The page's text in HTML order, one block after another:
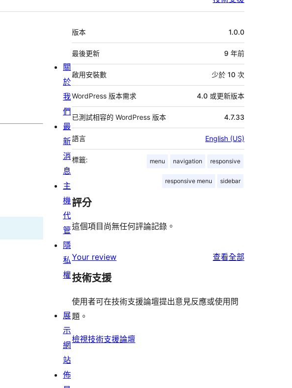
中
繼
資
料
版本 1.0.0
最後更新 9 年前
啟用安裝數 少於 10 次
WordPress 版本需求 4.0 或更新版本
已測試相容的 WordPress 版本 4.7.33
語言 English (US)
標籤: menu navigation responsive
responsive menu sidebar
評分
這個項目尚無任何評論記錄。
Your review 查看全部
技術支援
使用者可在技術支援論壇提出意見反應或使用問
題。
檢視技術支援論壇
關
於
我
們
最
新
消
息
主
機
代
管
隱
私
權
展
示
網
站
佈